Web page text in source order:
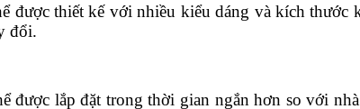
được thiết kế với nhiều kiểu dáng và kích
đổi.
được lắp đặt trong thời gian ngắn hơn so với